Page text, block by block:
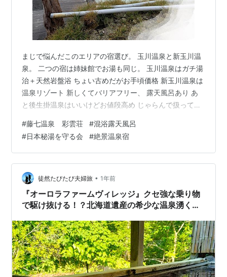
まじで悩んだこのエリアの宿選び。 玉川温泉と新玉川温
泉。 二つの宿は姉妹館でお湯も同じ。 玉川温泉はガチ湯
治＋天然岩盤浴 ちょい古めだがお手頃価格 新玉川温泉は
温泉リゾート 新しくてバリアフリー、 露天風呂あり あ
と後生掛温泉はいいけどお値段高め じゃらんで扱ってな
ルドな温泉に惹かれて ここに決めたのがここ、 藤七温泉
彩雲荘 （とうしちおんせん さいうんそう） 藤七温泉彩
雲荘 公式サイト 駐車場は旅館の前。 靴を脱いで、受付
でチェックイン。 売店横の食堂は、お昼の営業あり 営業
時間 11:30〜14:00 スタッフさんの案内でお部屋…
#藤七温泉 彩雲荘 #混浴露天風呂
#日本秘湯を守る会 #絶景温泉宿
徒然たびたび夫婦旅 • 1年前
『オーロラファームヴィレッジ』クセ強な乗り物
で駆け抜ける！？北海道遺産の希少な温泉湧く新
温泉】